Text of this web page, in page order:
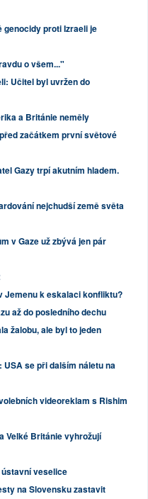
genocidy proti Izraeli je
o všem..."
Učitel byl uvržen do
a Británie neměly
začátkem první světové
Gazy trpí akutním hladem.
nejchudší země světa
v Gaze už zbývá jen pár
Jemenu k eskalaci konfliktu?
až do posledního dechu
žalobu, ale byl to jeden
se při dalším náletu na
videoreklam s Rishim
Velké Británie vyhrožují
veselice
na Slovensku zastavit